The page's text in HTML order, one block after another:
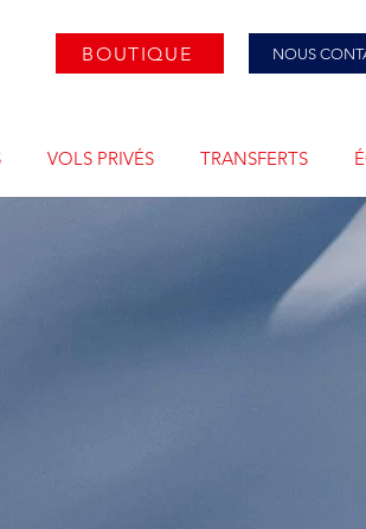
BOUTIQUE NOUS
VOLS PRIVÉS TRANSFERTS